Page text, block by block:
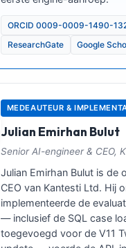
ORCID 0009-0009-1490-
ResearchGate
Google
MEDEAUTEUR &
Julian Emirhan Bulut
Senior AI-engineer & CEO,
Julian Emirhan Bulut is de
CEO van Kantesti Ltd. Hij
implementeerde de
— inclusief de SQL case
toegevoegd voor de V11